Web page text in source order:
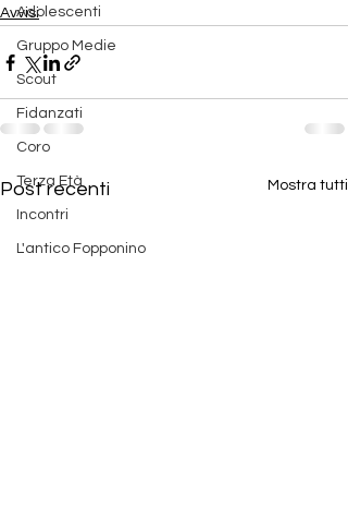
Adolescenti
Gruppo Medie
Scout
Fidanzati
Coro
Terza Età
Incontri
L'antico Fopponino
Avvisi
Post recenti Mostra tutti